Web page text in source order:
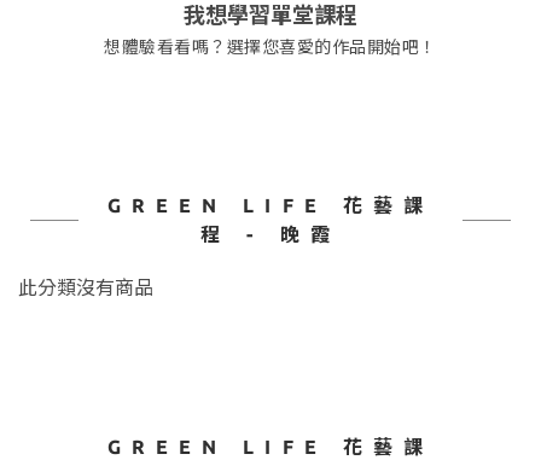
我想學習單堂課程
想體驗看看嗎？選擇您喜愛的作品開始吧！
GREEN LIFE 花藝課
程 - 晚霞
此分類沒有商品
GREEN LIFE 花藝課